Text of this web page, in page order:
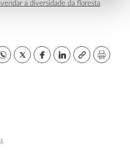
a diversidade da floresta